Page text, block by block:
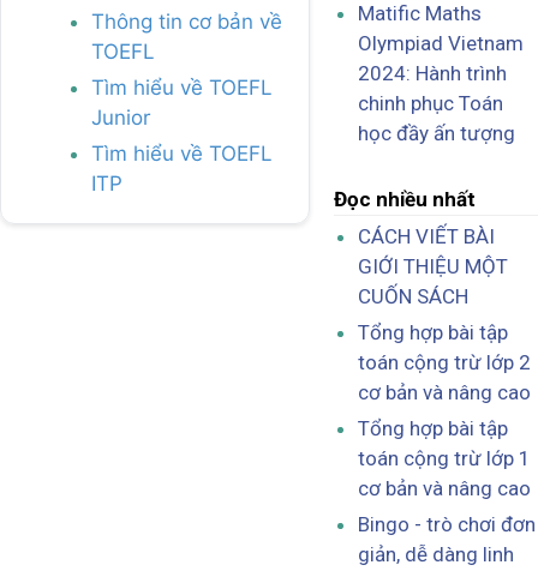
Thông tin cơ bản về
TOEFL
Tìm hiểu về TOEFL
Junior
Tìm hiểu về TOEFL
ITP
Matific Maths
Olympiad Vietnam
2024: Hành trình
chinh phục Toán
học đầy ấn tượng
Đọc nhiều nhất
CÁCH VIẾT BÀI
GIỚI THIỆU MỘT
CUỐN SÁCH
Tổng hợp bài tập
toán cộng trừ lớp 2
cơ bản và nâng cao
Tổng hợp bài tập
toán cộng trừ lớp 1
cơ bản và nâng cao
Bingo - trò chơi đơn
giản, dễ dàng linh